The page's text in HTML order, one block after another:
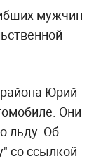
мужчин
Юрий
Они
льду. Об
со ссылкой